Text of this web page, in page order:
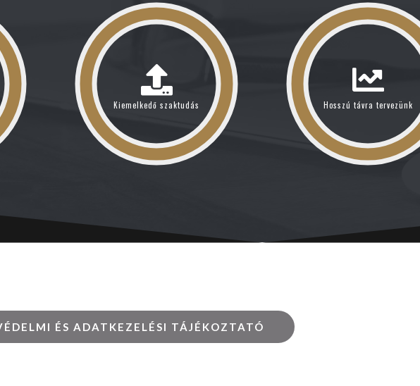
Kiemelkedő szaktudás Hosszú távra tervezünk
ÉS ADATKEZELÉSI TÁJÉKOZTATÓ